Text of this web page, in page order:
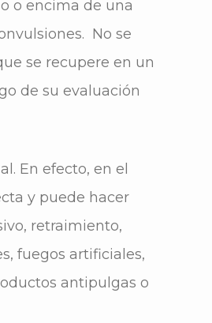
o encima de una
No se
se recupere en un
de su evaluación
En efecto, en el
y puede hacer
retraimiento,
fuegos artificiales,
antipulgas o